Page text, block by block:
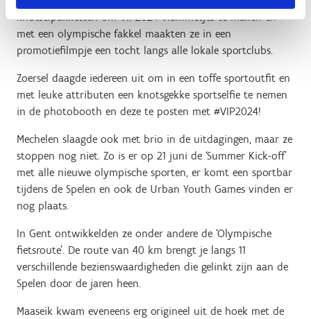
knutselpakketten om VIP2024-vlammetjes te maken en
met een olympische fakkel maakten ze in een
promotiefilmpje een tocht langs alle lokale sportclubs.
Zoersel daagde iedereen uit om in een toffe sportoutfit en
met leuke attributen een knotsgekke sportselfie te nemen
in de photobooth en deze te posten met #VIP2024!
Mechelen slaagde ook met brio in de uitdagingen, maar ze
stoppen nog niet. Zo is er op 21 juni de ‘Summer Kick-off’
met alle nieuwe olympische sporten, er komt een sportbar
tijdens de Spelen en ook de Urban Youth Games vinden er
nog plaats.
In Gent ontwikkelden ze onder andere de ‘Olympische
fietsroute’. De route van 40 km brengt je langs 11
verschillende bezienswaardigheden die gelinkt zijn aan de
Spelen door de jaren heen.
Maaseik kwam eveneens erg origineel uit de hoek met de